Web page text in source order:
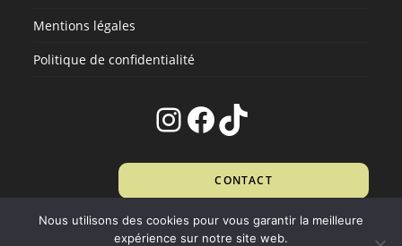
Mentions légales
Politique de confidentialité
Instagram
FacebookTikTok
CONTACT
Nous utilisons des cookies pour vous garantir la meilleure
expérience sur notre site web.